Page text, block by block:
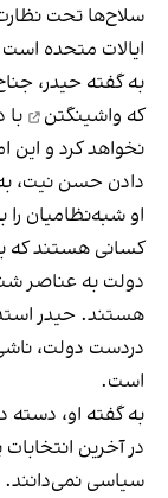
سلاح‌ها تحت
ایالات متحده
به گفته حیدر،
که واشینگتن
نخواهد کرد و
دادن حسن نیت، به
او شبه‌نظامیان
کسانی هستند که
دولت به عناصر
هستند. حیدر
دردست دولت،
است.
به گفته او،
در آخرین
سیاسی نمی‌دانند.